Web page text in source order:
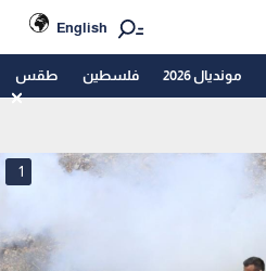
English
مونديال 2026 فلسطين طقس
1